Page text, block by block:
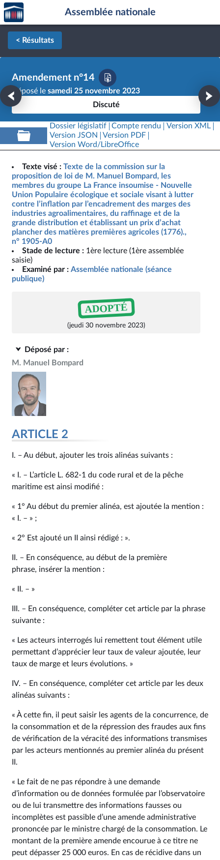
Aller au contenu
Aller en bas de la page
Accèder
à la
page
d'accueil
Assemblée nationale
< Résultats
Amendement n°14
Déposé le samedi 25 novembre 2023
Discuté
Dossier législatif Compte rendu
Version XML
Version JSON
Version PDF
Version Word/LibreOffice
Texte visé : Texte de la commission sur la
proposition de loi de M. Manuel Bompard, les
membres du groupe La France insoumise - Nouvelle
Union Populaire écologique et sociale visant à lutter
contre l’inflation par l’encadrement des marges des
industries agroalimentaires, du raffinage et de la
grande distribution et établissant un prix d’achat
plancher des matières premières agricoles (1776).,
n° 1905-A0
Stade de lecture : 1ère lecture (1ère assemblée
saisie)
Examiné par : Assemblée nationale (séance
publique)
ADOPTÉ
(jeudi 30 novembre 2023)
Déposé par :
M. Manuel Bompard
ARTICLE 2
I. – Au début, ajouter les trois alinéas suivants :
« I. – L’article L. 682‑1 du code rural et de la pêche
maritime est ainsi modifié :
« 1° Au début du premier alinéa, est ajoutée la mention :
« I. – » ;
« 2° Est ajouté un II ainsi rédigé : ».
II. – En conséquence, au début de la première
phrase, insérer la mention :
« II. – »
III. – En conséquence, compléter cet article par la phrase
suivante :
« Les acteurs interrogés lui remettent tout élément utile
permettant d’apprécier leur taux de valeur ajoutée, leur
taux de marge et leurs évolutions. »
IV. – En conséquence, compléter cet article par les deux
alinéas suivants :
« À cette fin, il peut saisir les agents de la concurrence, de
la consommation et de la répression des fraudes aux fins
de vérification de la véracité des informations transmises
par les acteurs mentionnés au premier alinéa du présent
II.
« Le fait de ne pas répondre à une demande
d’information ou de données formulée par l’observatoire
ou de lui transmettre des informations fausses ou
incomplètes est passible d’une amende administrative
prononcée par le ministre chargé de la consommation. Le
montant de la première amende encourue à ce titre ne
peut dépasser 25 000 euros. En cas de récidive dans un